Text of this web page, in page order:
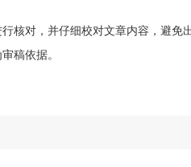
核对，并仔细校对文章内容，避免
稿依据。